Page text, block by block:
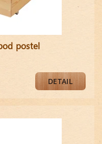
postel
DETAIL